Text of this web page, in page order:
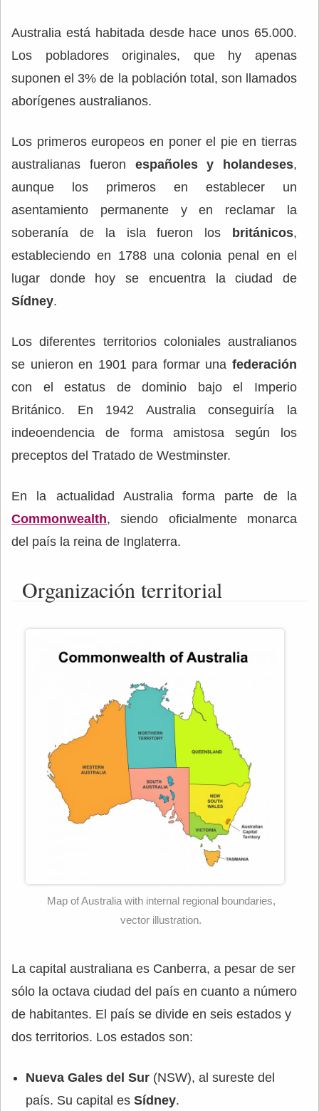
Australia está habitada desde hace unos 65.000.
Los pobladores originales, que hy apenas
suponen el 3% de la población total, son llamados
aborígenes australianos.
Los primeros europeos en poner el pie en tierras
australianas fueron españoles y holandeses,
aunque los primeros en establecer un
asentamiento permanente y en reclamar la
soberanía de la isla fueron los británicos,
estableciendo en 1788 una colonia penal en el
lugar donde hoy se encuentra la ciudad de
Sídney.
Los diferentes territorios coloniales australianos
se unieron en 1901 para formar una federación
con el estatus de dominio bajo el Imperio
Británico. En 1942 Australia conseguiría la
indeoendencia de forma amistosa según los
preceptos del Tratado de Westminster.
En la actualidad Australia forma parte de la
Commonwealth, siendo oficialmente monarca
del país la reina de Inglaterra.
Organización territorial
Map of Australia with internal regional boundaries,
vector illustration.
La capital australiana es Canberra, a pesar de ser
sólo la octava ciudad del país en cuanto a número
de habitantes. El país se divide en seis estados y
dos territorios. Los estados son:
Nueva Gales del Sur (NSW), al sureste del
país. Su capital es Sídney.